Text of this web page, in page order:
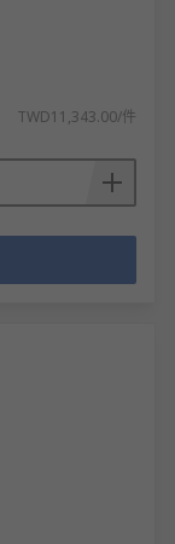
TWD11,343.00/件